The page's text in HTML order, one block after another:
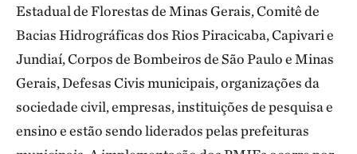
Estadual de Florestas de Minas Gerais, Comitê de
Bacias Hidrográficas dos Rios Piracicaba, Capivari e
Jundiaí, Corpos de Bombeiros de São Paulo e Minas
Gerais, Defesas Civis municipais, organizações da
sociedade civil, empresas, instituições de pesquisa e
ensino e estão sendo liderados pelas prefeituras